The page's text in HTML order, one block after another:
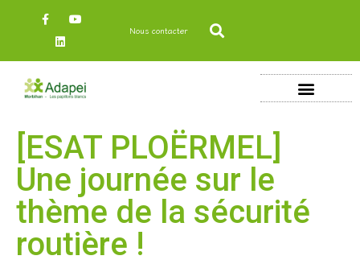
Nous contacter
[ESAT PLOËRMEL]
Une journée sur le
thème de la sécurité
routière !